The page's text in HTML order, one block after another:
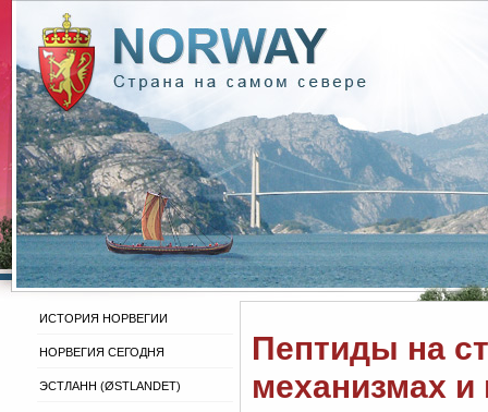
ИСТОРИЯ НОРВЕГИИ
НОРВЕГИЯ СЕГОДНЯ
ЭСТЛАНН (ØSTLANDET)
Пептиды на
механизмах и